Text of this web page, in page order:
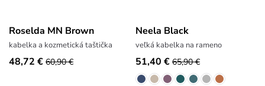
Roselda MN Brown
kabelka a kozmetická taštička
48,72 € 60,90 €
Neela Black
veľká kabelka na rameno
51,40 € 65,90 €